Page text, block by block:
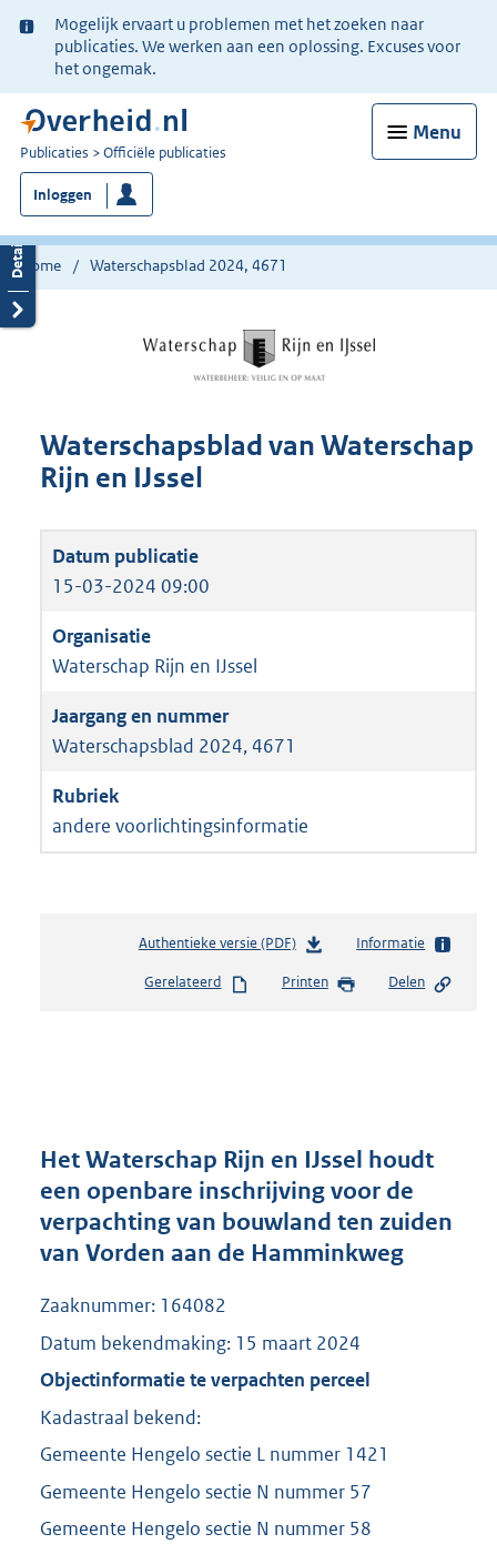
Ter
informatie:
Mogelijk ervaart u problemen met het zoeken naar
publicaties. We werken aan een oplossing. Excuses voor
het ongemak.
Menu
U
bent
nu
hier:
Publicaties Officiële publicaties
Inloggen
Home Waterschapsblad 2024, 4671
Waterschapsblad van Waterschap
Rijn en IJssel
15-03-2024 09:00
Waterschap Rijn en IJssel
Waterschapsblad 2024, 4671
andere voorlichtingsinformatie
Authentieke versie (PDF)b
s
r
o
t
t
0
K
Informatie
Gerelateerd Printen Delen
Het Waterschap Rijn en IJssel houdt
een openbare inschrijving voor de
verpachting van bouwland ten zuiden
van Vorden aan de Hamminkweg
Zaaknummer: 164082
Datum bekendmaking: 15 maart 2024
Objectinformatie te verpachten perceel
Kadastraal bekend:
Gemeente Hengelo sectie L nummer 1421
Gemeente Hengelo sectie N nummer 57
Gemeente Hengelo sectie N nummer 58